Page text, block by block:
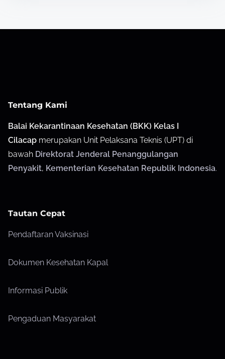
Tentang Kami
Balai Kekarantinaan Kesehatan (BKK) Kelas I
Cilacap merupakan Unit Pelaksana Teknis (UPT) di
bawah Direktorat Jenderal Penanggulangan
Penyakit, Kementerian Kesehatan Republik Indonesia.
Tautan Cepat
Pendaftaran Vaksinasi
Dokumen Kesehatan Kapal
Informasi Publik
Pengaduan Masyarakat